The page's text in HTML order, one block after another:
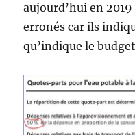
aujourd’hui en
erronés car ils
qu’indique le